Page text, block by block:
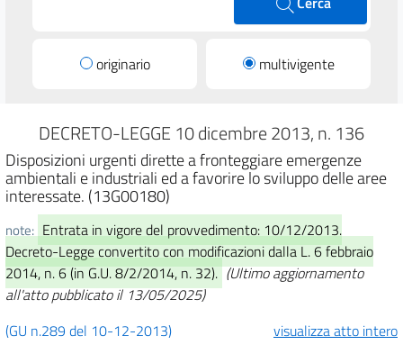
originario multivigente
DECRETO-LEGGE 10 dicembre 2013, n. 136
Disposizioni urgenti dirette a fronteggiare emergenze
ambientali e industriali ed a favorire lo sviluppo delle aree
interessate. (13G00180)
note: Entrata in vigore del provvedimento: 10/12/2013.
Decreto-Legge convertito con modificazioni dalla L. 6 febbraio
2014, n. 6 (in G.U. 8/2/2014, n. 32). (Ultimo aggiornamento
all'atto pubblicato il 13/05/2025)
(GU n.289 del 10-12-2013)
visualizza atto intero